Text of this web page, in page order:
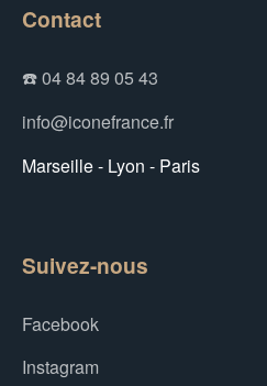
Contact
☎️ 04 84 89 05 43
info@iconefrance.fr
Marseille - Lyon - Paris
Suivez-nous
Facebook
Instagram